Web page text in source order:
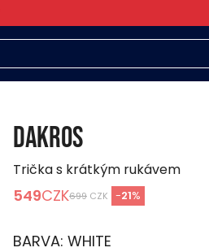
DAKROS
Trička s krátkým rukávem
549CZK699 CZK -21%
BARVA: WHITE